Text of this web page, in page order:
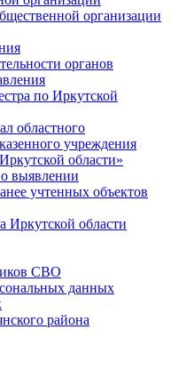
организации
органов
по Иркутской
областного
учреждения
области»
выявлении
учтенных объектов
Иркутской области
СВО
данных
района